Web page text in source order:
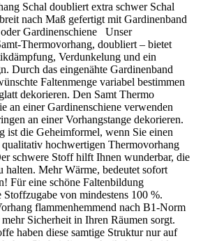
Schal doubliert extra schwer Schal
nach Maß gefertigt mit Gardinenband
Gardinenschiene Unser
Thermovorhang, doubliert – bietet
Verdunkelung und ein
Durch das eingenähte Gardinenband
Faltenmenge variabel bestimmen
dekorieren. Den Samt Thermo
an einer Gardinenschiene verwenden
an einer Vorhangstange dekorieren.
ist die Geheimformel, wenn Sie einen
qualitativ hochwertigen Thermovorhang
schwere Stoff hilft Ihnen wunderbar, die
halten. Mehr Wärme, bedeutet sofort
Für eine schöne Faltenbildung
von mindestens 100 %.
flammenhemmend nach B1-Norm
Sicherheit in Ihren Räumen sorgt.
haben diese samtige Struktur nur auf